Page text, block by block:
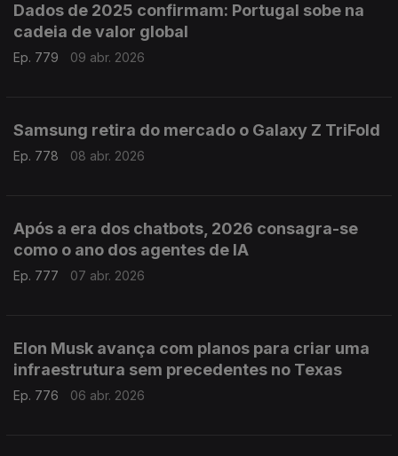
Dados de 2025 confirmam: Portugal sobe na
cadeia de valor global
Ep. 779 09 abr. 2026
Samsung retira do mercado o Galaxy Z TriFold
Ep. 778 08 abr. 2026
Após a era dos chatbots, 2026 consagra-se
como o ano dos agentes de IA
Ep. 777 07 abr. 2026
Elon Musk avança com planos para criar uma
infraestrutura sem precedentes no Texas
Ep. 776 06 abr. 2026